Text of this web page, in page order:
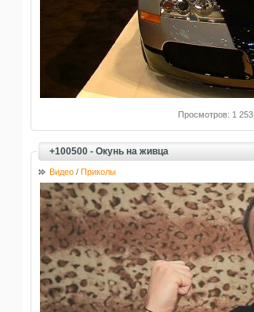
Просмотров: 1 253
+100500 - Окунь на живца
Видео / Приколы